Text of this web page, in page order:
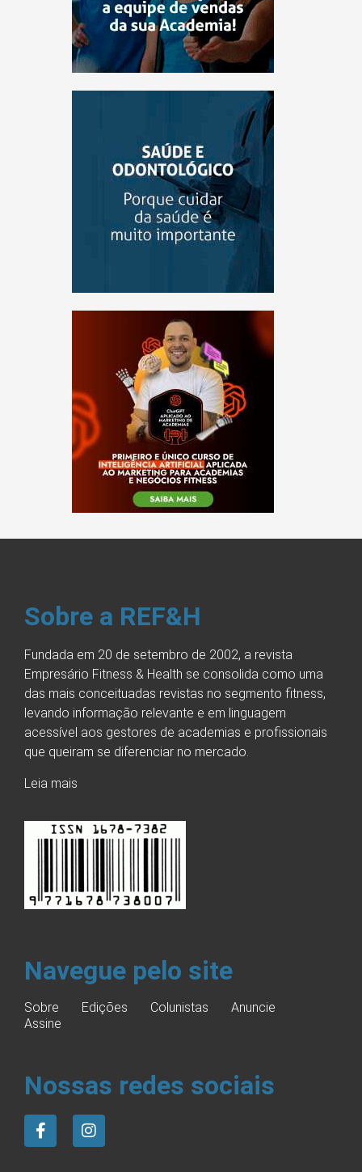
Sobre a REF&H
Fundada em 20 de setembro de 2002, a revista
Empresário Fitness & Health se consolida como uma
das mais conceituadas revistas no segmento fitness,
levando informação relevante e em linguagem
acessível aos gestores de academias e profissionais
que queiram se diferenciar no mercado.
Leia mais
Navegue pelo site
Sobre Edições Colunistas
Anuncie
Assine
Nossas redes sociais